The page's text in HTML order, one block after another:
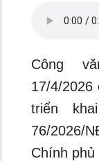
Công
17/4/2026
triển
76/
Chính phủ